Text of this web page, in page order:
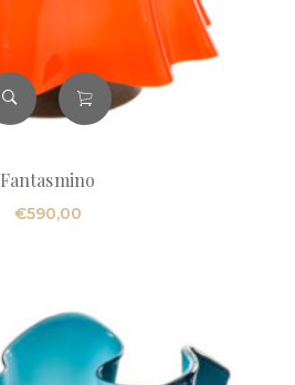
Fantasmino
€590,00